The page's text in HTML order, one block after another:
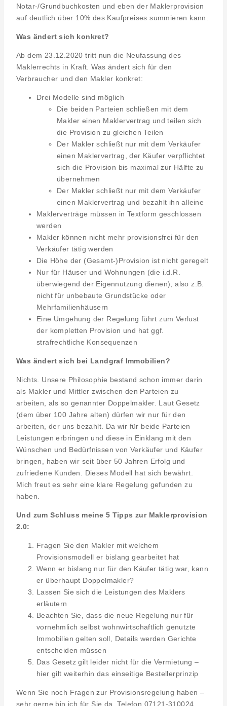
Notar-/Grundbuchkosten und eben der Maklerprovision
auf deutlich über 10% des Kaufpreises summieren kann.
Was ändert sich konkret?
Ab dem 23.12.2020 tritt nun die Neufassung des
Maklerrechts in Kraft. Was ändert sich für den
Verbraucher und den Makler konkret:
Drei Modelle sind möglich
Die beiden Parteien schließen mit dem
Makler einen Maklervertrag und teilen sich
die Provision zu gleichen Teilen
Der Makler schließt nur mit dem Verkäufer
einen Maklervertrag, der Käufer verpflichtet
sich die Provision bis maximal zur Hälfte zu
übernehmen
Der Makler schließt nur mit dem Verkäufer
einen Maklervertrag und bezahlt ihn alleine
Maklerverträge müssen in Textform geschlossen
werden
Makler können nicht mehr provisionsfrei für den
Verkäufer tätig werden
Die Höhe der (Gesamt-)Provision ist nicht geregelt
Nur für Häuser und Wohnungen (die i.d.R.
überwiegend der Eigennutzung dienen), also z.B.
nicht für unbebaute Grundstücke oder
Mehrfamilienhäusern
Eine Umgehung der Regelung führt zum Verlust
der kompletten Provision und hat ggf.
strafrechtliche Konsequenzen
Was ändert sich bei Landgraf Immobilien?
Nichts. Unsere Philosophie bestand schon immer darin
als Makler und Mittler zwischen den Parteien zu
arbeiten, als so genannter Doppelmakler. Laut Gesetz
(dem über 100 Jahre alten) dürfen wir nur für den
arbeiten, der uns bezahlt. Da wir für beide Parteien
Leistungen erbringen und diese in Einklang mit den
Wünschen und Bedürfnissen von Verkäufer und Käufer
bringen, haben wir seit über 50 Jahren Erfolg und
zufriedene Kunden. Dieses Modell hat sich bewährt.
Mich freut es sehr eine klare Regelung gefunden zu
haben.
Und zum Schluss meine 5 Tipps zur Maklerprovision
2.0:
Fragen Sie den Makler mit welchem
Provisionsmodell er bislang gearbeitet hat
Wenn er bislang nur für den Käufer tätig war, kann
er überhaupt Doppelmakler?
Lassen Sie sich die Leistungen des Maklers
erläutern
Beachten Sie, dass die neue Regelung nur für
vornehmlich selbst wohnwirtschaftlich genutzte
Immobilien gelten soll, Details werden Gerichte
entscheiden müssen
Das Gesetz gilt leider nicht für die Vermietung –
hier gilt weiterhin das einseitige Bestellerprinzip
Wenn Sie noch Fragen zur Provisionsregelung haben –
sehr gerne bin ich für Sie da. Telefon 07121-310024